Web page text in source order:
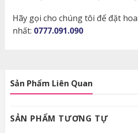
Hãy gọi cho chúng tôi để đặt
nhất: 0777.091.090
Sản Phẩm Liên Quan
SẢN PHẨM TƯƠNG TỰ